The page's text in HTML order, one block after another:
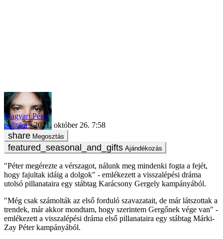
Magyari Péter
politika
2021. október 26. 7:58
Megosztás
Ajándékozás
"Péter megérezte a vérszagot, nálunk meg mindenki fogta a fejét,
hogy fajultak idáig a dolgok" - emlékezett a visszalépési dráma
utolsó pillanataira egy stábtag Karácsony Gergely kampányából.
"Még csak számolták az első forduló szavazatait, de már látszottak a
trendek, már akkor mondtam, hogy szerintem Gergőnek vége van" -
emlékezett a visszalépési dráma első pillanataira egy stábtag Márki-
Zay Péter kampányából.